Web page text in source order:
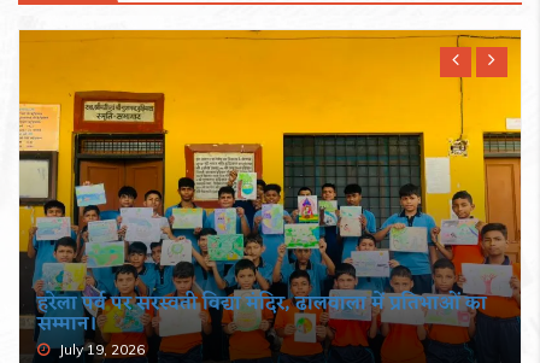
हरेला पर्व पर सरस्वती विद्या मंदिर, ढालवाला में प्रतिभाओं का
सम्मान।
July 19, 2026